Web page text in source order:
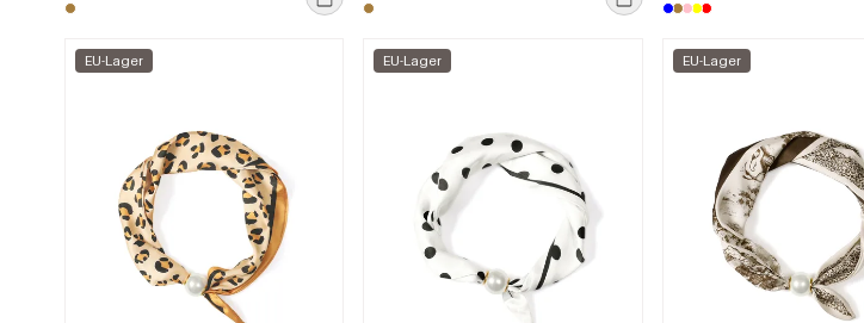
EU-Lager EU-Lager EU-Lager